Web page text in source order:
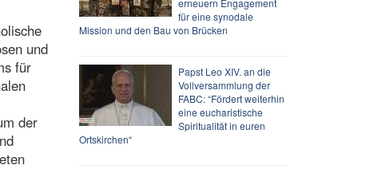
und
für
der
für eine synodale
Mission und den Bau von Brücken
Papst Leo XIV. an die
Vollversammlung der
FABC: “Fördert weiterhin
eine eucharistische
Spiritualität in euren
Ortskirchen“